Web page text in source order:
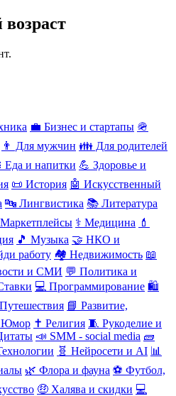
💼 Бизнес и стартапы 🪖
👨 Для мужчин 👪 Для родителей
Еда и напитки 💪 Здоровье и
📜 История 🤖 Искусственный
🔤 Лингвистика 📚 Литература
⚕️ Медицина 💄
🎵 Музыка 🤝 НКО и
работу 🏘️ Недвижимость 📖
и СМИ 💬 Политика и
💻 Программирование 🛍️
📘 Развитие,
Юмор ✝️ Религия 🧵 Рукоделие и
📣 SMM - social media 🧱
🧬 Нейросети и AI 📊
🌿 Флора и фауна ⚽ Футбол,
🤑 Халява и скидки 💻